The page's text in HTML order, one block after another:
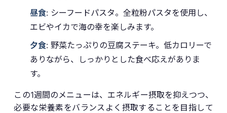
昼食: シーフードパスタ。全粒粉パスタを使用し、
エビやイカで海の幸を楽しみます。
夕食: 野菜たっぷりの豆腐ステーキ。低カロリーで
ありながら、しっかりとした食べ応えがありま
す。
この1週間のメニューは、エネルギー摂取を抑えつつ、
必要な栄養素をバランスよく摂取することを目指して